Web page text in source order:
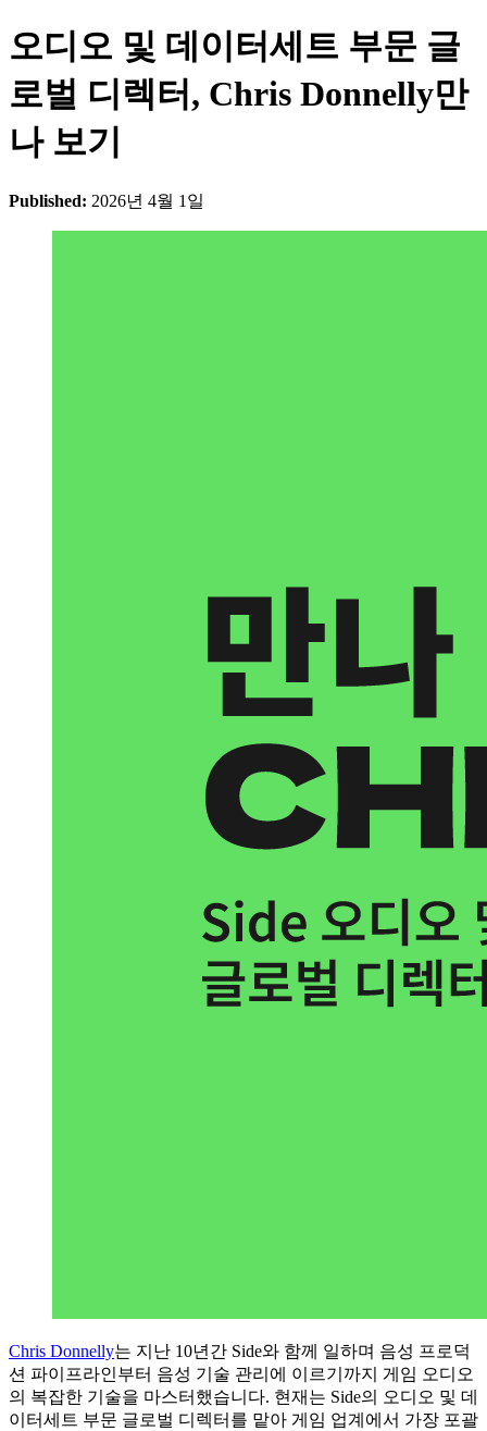
오디오 및 데이터세트 부문 글
로벌 디렉터, Chris Donnelly만
나 보기
Published: 2026년 4월 1일
Chris Donnelly는 지난 10년간 Side와 함께 일하며 음성 프로덕
션 파이프라인부터 음성 기술 관리에 이르기까지 게임 오디오
의 복잡한 기술을 마스터했습니다. 현재는 Side의 오디오 및 데
이터세트 부문 글로벌 디렉터를 맡아 게임 업계에서 가장 포괄